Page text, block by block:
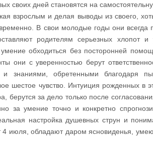
своих дней становятся на
взрослым и делая выводы из своего,
В свои молодые годы они
родителям серьезных хлопот
обходиться без посторонней
они с уверенностью берут
и знаниями, обретенными благодаря
шестое чувство. Интуиция рожденных в
берутся за дело только после
за умение точно и конкретно
настройка душевных струн и
4 июля, обладают даром ясновиденья,